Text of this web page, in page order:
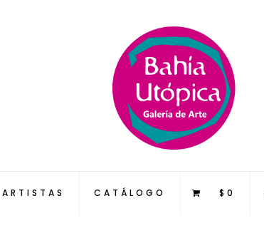
ARTISTAS CATÁLOGO $0